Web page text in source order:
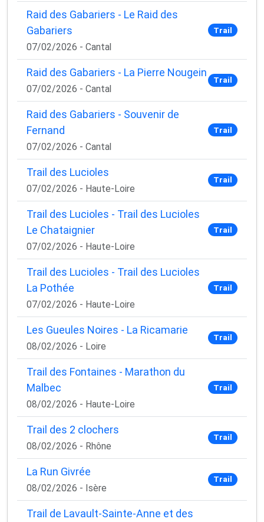
Raid des Gabariers - Le Raid des
Gabariers
07/02/2026 - Cantal
Trail
Raid des Gabariers - La Pierre Nougein
07/02/2026 - Cantal
Trail
Raid des Gabariers - Souvenir de
Fernand
07/02/2026 - Cantal
Trail
Trail des Lucioles
07/02/2026 - Haute-Loire
Trail
Trail des Lucioles - Trail des Lucioles
Le Chataignier
07/02/2026 - Haute-Loire
Trail
Trail des Lucioles - Trail des Lucioles
La Pothée
07/02/2026 - Haute-Loire
Trail
Les Gueules Noires - La Ricamarie
08/02/2026 - Loire
Trail
Trail des Fontaines - Marathon du
Malbec
08/02/2026 - Haute-Loire
Trail
Trail des 2 clochers
08/02/2026 - Rhône
Trail
La Run Givrée
08/02/2026 - Isère
Trail
Trail de Lavault-Sainte-Anne et des